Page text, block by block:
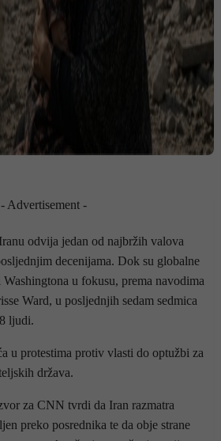
- Advertisement -
odvija jedan od najbržih valova
decenijama. Dok su globalne
u fokusu, prema navodima
Ward, u posljednjih sedam sedmica
ljudi.
u protestima protiv vlasti do optužbi za
država.
za CNN tvrdi da Iran razmatra
preko posrednika te da obje strane